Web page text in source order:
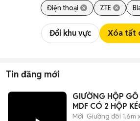
Điện thoại ZTE
Đổi khu vực Xóa tất
Tin đăng mới
GIƯỜNG HỘP
MDF CÓ 2 HỘP
Mới Giường đôi 1.6m